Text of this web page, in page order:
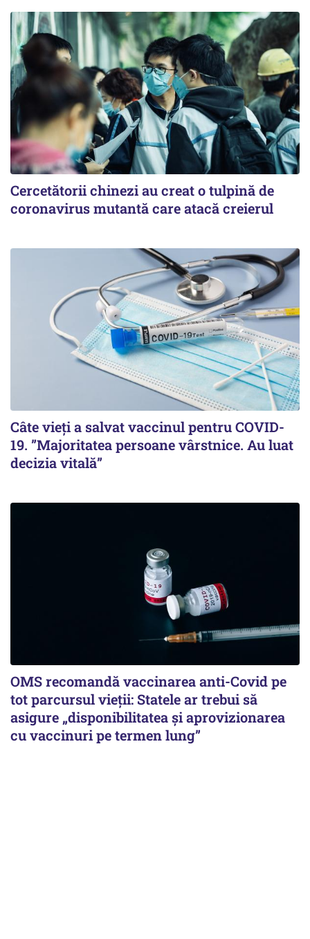
Cercetătorii chinezi au creat o tulpină de
coronavirus mutantă care atacă creierul
Câte vieți a salvat vaccinul pentru COVID-
19. ”Majoritatea persoane vârstnice. Au luat
decizia vitală”
OMS recomandă vaccinarea anti-Covid pe
tot parcursul vieții: Statele ar trebui să
asigure „disponibilitatea și aprovizionarea
cu vaccinuri pe termen lung”